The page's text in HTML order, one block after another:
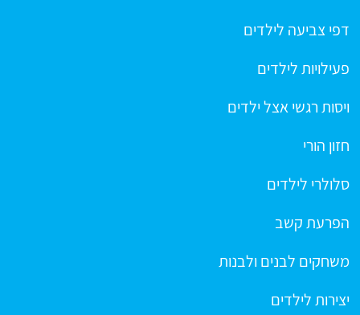
דפי צביעה לילדים
פעילויות לילדים
ויסות רגשי אצל ילדים
חזון הורי
סלולרי לילדים
הפרעת קשב
משחקים לבנים ולבנות
יצירות לילדים